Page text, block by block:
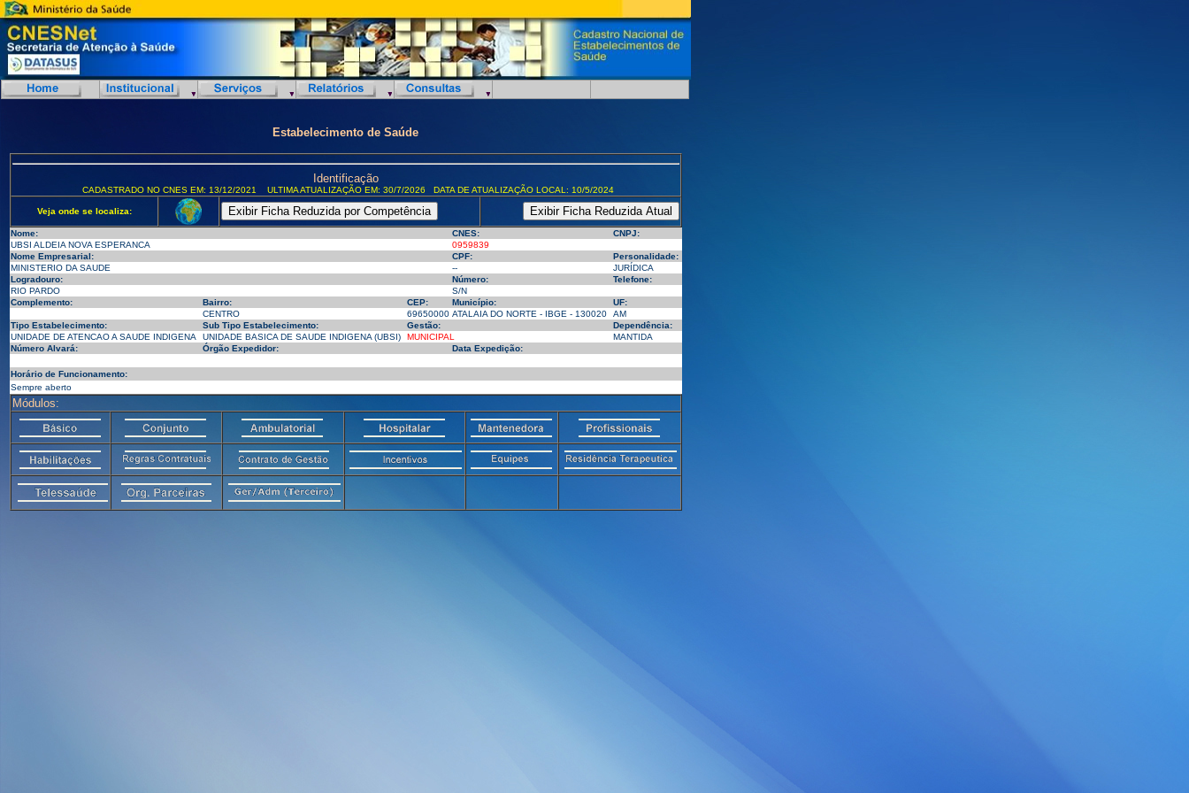
Estabelecimento de Saúde
Identificação
CADASTRADO NO CNES EM: 13/12/2021 ULTIMA ATUALIZAÇÃO EM: 30/7/2026 DATA DE ATUALIZAÇÃO LOCAL: 10/5/2024
Veja onde se localiza:
Nome: CNES:
CNPJ:
UBSI ALDEIA NOVA ESPERANCA
0959839
Nome Empresarial:
CPF:
Personalidade:
MINISTERIO DA SAUDE
--
JURÍDICA
Logradouro:
Número:
Telefone:
RIO PARDO
S/N
Complemento:
Bairro: CEP: Município:
UF:
CENTRO
69650000 ATALAIA DO NORTE - IBGE - 130020
AM
Tipo Estabelecimento:
Sub Tipo Estabelecimento: Gestão:
Dependência:
UNIDADE DE ATENCAO A SAUDE INDIGENA
UNIDADE BASICA DE SAUDE INDIGENA (UBSI) MUNICIPAL
MANTIDA
Número Alvará:
Órgão Expedidor: Data Expedição:
Horário de Funcionamento:
Sempre aberto
Módulos: